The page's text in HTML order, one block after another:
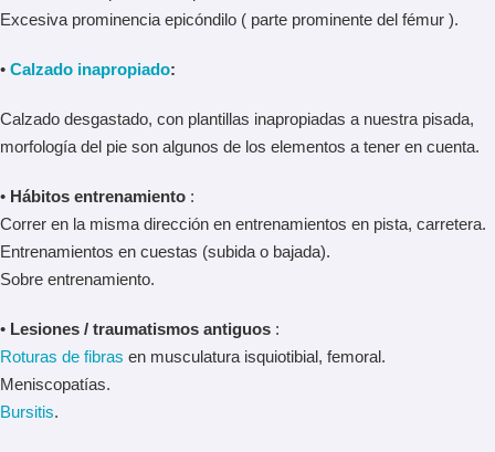
Excesiva prominencia epicóndilo ( parte prominente del fémur ).
• Calzado inapropiado:
Calzado desgastado, con plantillas inapropiadas a nuestra pisada,
morfología del pie son algunos de los elementos a tener en cuenta.
• Hábitos entrenamiento :
Correr en la misma dirección en entrenamientos en pista, carretera.
Entrenamientos en cuestas (subida o bajada).
Sobre entrenamiento.
• Lesiones / traumatismos antiguos :
Roturas de fibras en musculatura isquiotibial, femoral.
Meniscopatías.
Bursitis.